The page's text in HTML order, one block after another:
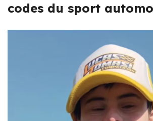
codes du sport